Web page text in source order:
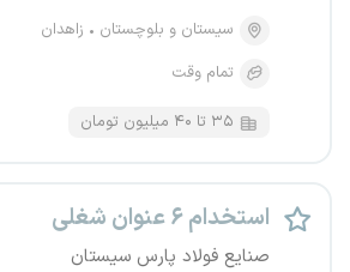
سیستان و بلوچستان
زاهدان
تمام وقت
۳۵ تا ۴۰ میلیون تومان
استخدام ۶ عنوان شغلی
صنایع فولاد پارس سیستان